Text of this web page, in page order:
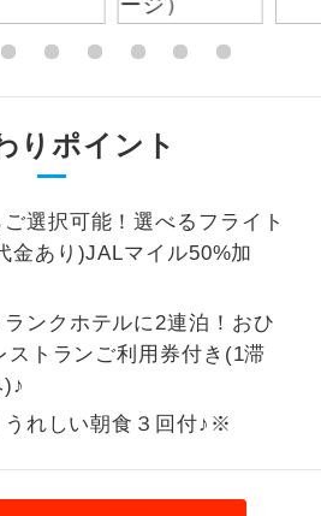
りポイント
選択可能！選べるフライト
金あり)JALマイル50%加
ンクホテルに2連泊！おひ
ストランご利用券付き(1滞
れしい朝食３回付♪※
様から出発可能な個人型プランで
です。
ースです。
夫婦限定でご参加いただけるコースで